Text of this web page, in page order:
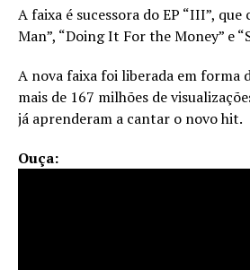
A faixa é sucessora do EP “III”,
Man”, “Doing It For the Money” e
A nova faixa foi liberada em forma
mais de 167 milhões de
já aprenderam a cantar o novo hit.
Ouça: